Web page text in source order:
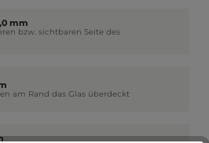
mm
bzw. sichtbaren Seite des
am Rand das Glas überdeckt